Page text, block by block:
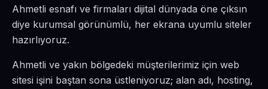
Ahmetli esnafı ve firmaları dijital dünyada öne çıksın
diye kurumsal görünümlü, her ekrana uyumlu siteler
hazırlıyoruz.
Ahmetli ve yakın bölgedeki müşterilerimiz için web
sitesi işini baştan sona üstleniyoruz; alan adı, hosting,